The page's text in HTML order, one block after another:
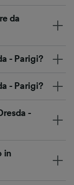
da
- Parigi?
- Parigi?
-
in